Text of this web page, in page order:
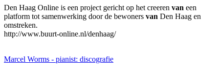
Den Haag Online is een project gericht op het creeren van een
platform tot samenwerking door de bewoners van Den Haag en
omstreken.
http://www.buurt-online.nl/denhaag/
Marcel Worms - pianist: discografie